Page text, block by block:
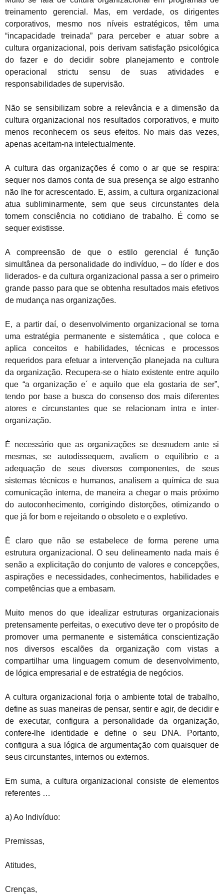
treinamento gerencial. Mas, em verdade, os dirigentes
corporativos, mesmo nos níveis estratégicos, têm uma
“incapacidade treinada” para perceber e atuar sobre a
cultura organizacional, pois derivam satisfação psicológica
do fazer e do decidir sobre planejamento e controle
operacional strictu sensu de suas atividades e
responsabilidades de supervisão.
Não se sensibilizam sobre a relevância e a dimensão da
cultura organizacional nos resultados corporativos, e muito
menos reconhecem os seus efeitos. No mais das vezes,
apenas aceitam-na intelectualmente.
A cultura das organizações é como o ar que se respira:
sequer nos damos conta de sua presença se algo estranho
não lhe for acrescentado. E, assim, a cultura organizacional
atua subliminarmente, sem que seus circunstantes dela
tomem consciência no cotidiano de trabalho. É como se
sequer existisse.
A compreensão de que o estilo gerencial é função
simultânea da personalidade do indivíduo, – do líder e dos
liderados- e da cultura organizacional passa a ser o primeiro
grande passo para que se obtenha resultados mais efetivos
de mudança nas organizações.
E, a partir daí, o desenvolvimento organizacional se torna
uma estratégia permanente e sistemática , que coloca e
aplica conceitos e habilidades, técnicas e processos
requeridos para efetuar a intervenção planejada na cultura
da organização. Recupera-se o hiato existente entre aquilo
que “a organização e´ e aquilo que ela gostaria de ser”,
tendo por base a busca do consenso dos mais diferentes
atores e circunstantes que se relacionam intra e inter-
organização.
É necessário que as organizações se desnudem ante si
mesmas, se autodissequem, avaliem o equilíbrio e a
adequação de seus diversos componentes, de seus
sistemas técnicos e humanos, analisem a química de sua
comunicação interna, de maneira a chegar o mais próximo
do autoconhecimento, corrigindo distorções, otimizando o
que já for bom e rejeitando o obsoleto e o expletivo.
É claro que não se estabelece de forma perene uma
estrutura organizacional. O seu delineamento nada mais é
senão a explicitação do conjunto de valores e concepções,
aspirações e necessidades, conhecimentos, habilidades e
competências que a embasam.
Muito menos do que idealizar estruturas organizacionais
pretensamente perfeitas, o executivo deve ter o propósito de
promover uma permanente e sistemática conscientização
nos diversos escalões da organização com vistas a
compartilhar uma linguagem comum de desenvolvimento,
de lógica empresarial e de estratégia de negócios.
A cultura organizacional forja o ambiente total de trabalho,
define as suas maneiras de pensar, sentir e agir, de decidir e
de executar, configura a personalidade da organização,
confere-lhe identidade e define o seu DNA. Portanto,
configura a sua lógica de argumentação com quaisquer de
seus circunstantes, internos ou externos.
Em suma, a cultura organizacional consiste de elementos
referentes …
a) Ao Indivíduo:
Premissas,
Atitudes,
Crenças,